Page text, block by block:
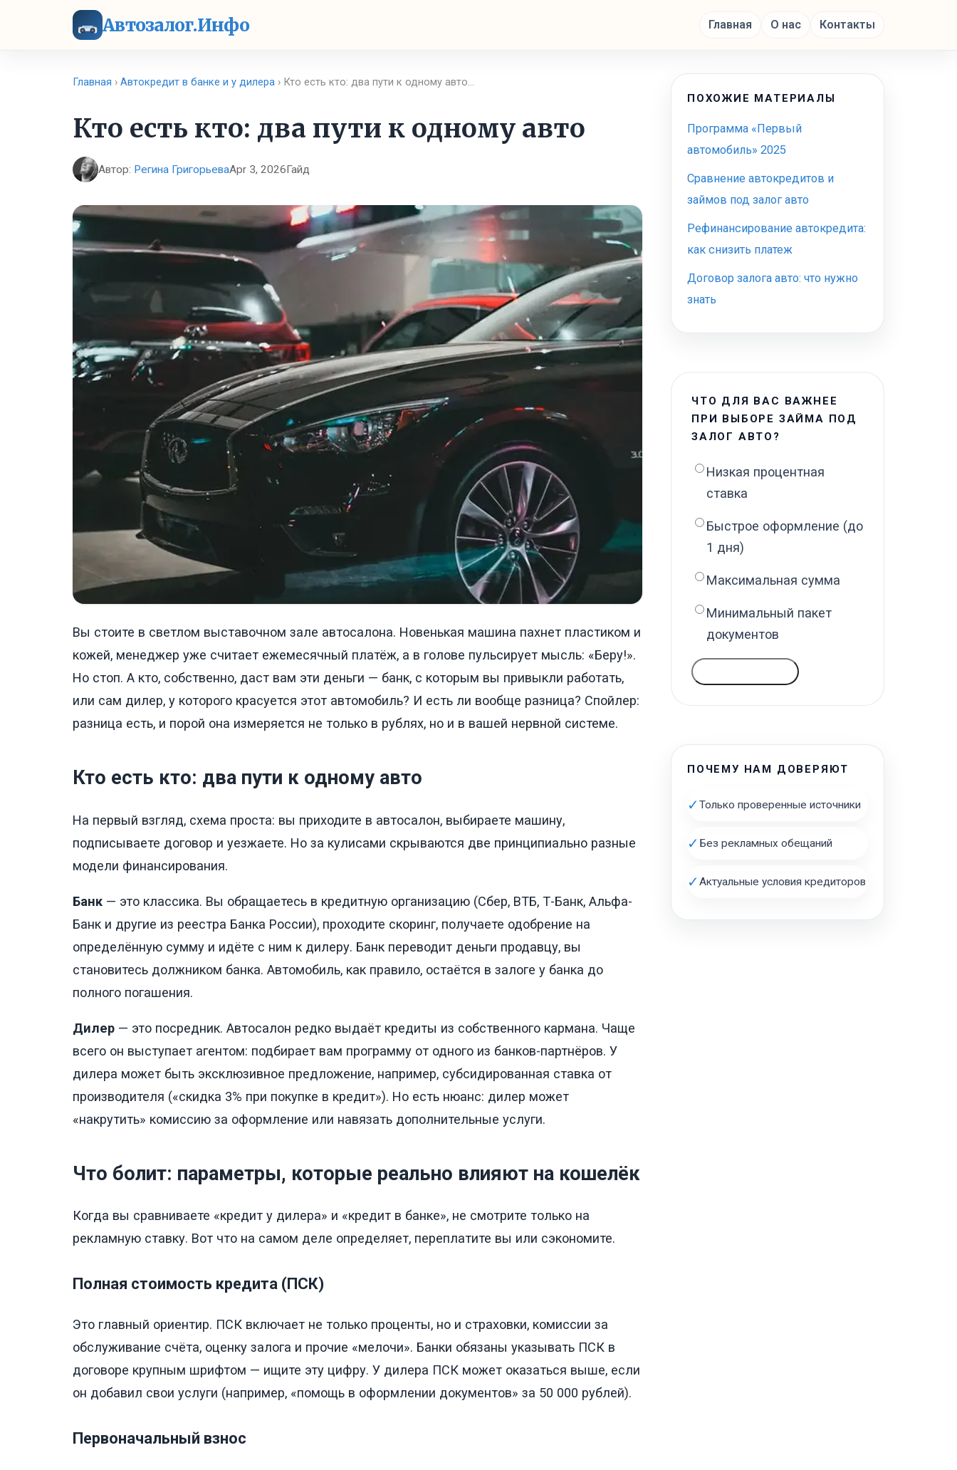
Автозалог.Инфо Главная О нас Контакты
Главная › Автокредит в банке и у дилера › Кто есть кто: два пути к одному авто…
Кто есть кто: два пути к одному авто
Автор: Регина ГригорьеваApr 3, 2026Гайд
Вы стоите в светлом выставочном зале автосалона. Новенькая машина пахнет пластиком и
кожей, менеджер уже считает ежемесячный платёж, а в голове пульсирует мысль: «Беру!».
Но стоп. А кто, собственно, даст вам эти деньги — банк, с которым вы привыкли работать,
или сам дилер, у которого красуется этот автомобиль? И есть ли вообще разница? Спойлер:
разница есть, и порой она измеряется не только в рублях, но и в вашей нервной системе.
Кто есть кто: два пути к одному авто
На первый взгляд, схема проста: вы приходите в автосалон, выбираете машину,
подписываете договор и уезжаете. Но за кулисами скрываются две принципиально разные
модели финансирования.
Банк — это классика. Вы обращаетесь в кредитную организацию (Сбер, ВТБ, Т-Банк, Альфа-
Банк и другие из реестра Банка России), проходите скоринг, получаете одобрение на
определённую сумму и идёте с ним к дилеру. Банк переводит деньги продавцу, вы
становитесь должником банка. Автомобиль, как правило, остаётся в залоге у банка до
полного погашения.
Дилер — это посредник. Автосалон редко выдаёт кредиты из собственного кармана. Чаще
всего он выступает агентом: подбирает вам программу от одного из банков-партнёров. У
дилера может быть эксклюзивное предложение, например, субсидированная ставка от
производителя («скидка 3% при покупке в кредит»). Но есть нюанс: дилер может
«накрутить» комиссию за оформление или навязать дополнительные услуги.
Что болит: параметры, которые реально влияют на кошелёк
Когда вы сравниваете «кредит у дилера» и «кредит в банке», не смотрите только на
рекламную ставку. Вот что на самом деле определяет, переплатите вы или сэкономите.
Полная стоимость кредита (ПСК)
Это главный ориентир. ПСК включает не только проценты, но и страховки, комиссии за
обслуживание счёта, оценку залога и прочие «мелочи». Банки обязаны указывать ПСК в
договоре крупным шрифтом — ищите эту цифру. У дилера ПСК может оказаться выше, если
он добавил свои услуги (например, «помощь в оформлении документов» за 50 000 рублей).
Первоначальный взнос
ПОХОЖИЕ МАТЕРИАЛЫ
Программа «Первый
автомобиль» 2025
Сравнение автокредитов и
займов под залог авто
Рефинансирование автокредита:
как снизить платеж
Договор залога авто: что нужно
знать
ЧТО ДЛЯ ВАС ВАЖНЕЕ
ПРИ ВЫБОРЕ ЗАЙМА ПОД
ЗАЛОГ АВТО?
Низкая процентная
ставка
Быстрое оформление (до
1 дня)
Максимальная сумма
Минимальный пакет
документов
ПОЧЕМУ НАМ ДОВЕРЯЮТ
✓Только проверенные источники
✓ Без рекламных обещаний
✓Актуальные условия кредиторов